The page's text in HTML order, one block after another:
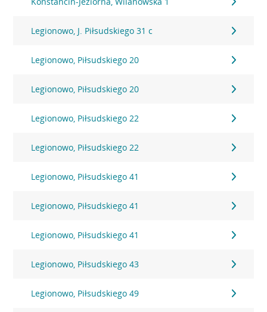
Legionowo, J. Piłsudskiego 31 c
Legionowo, Piłsudskiego 20
Legionowo, Piłsudskiego 20
Legionowo, Piłsudskiego 22
Legionowo, Piłsudskiego 22
Legionowo, Piłsudskiego 41
Legionowo, Piłsudskiego 41
Legionowo, Piłsudskiego 41
Legionowo, Piłsudskiego 43
Legionowo, Piłsudskiego 49